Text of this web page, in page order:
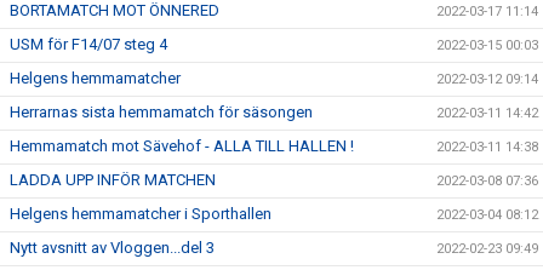
BORTAMATCH MOT ÖNNERED 2022-03-17 11:14
USM för F14/07 steg 4 2022-03-15 00:03
Helgens hemmamatcher 2022-03-12 09:14
Herrarnas sista hemmamatch för säsongen 2022-03-11 14:42
Hemmamatch mot Sävehof - ALLA TILL HALLEN ! 2022-03-11 14:38
LADDA UPP INFÖR MATCHEN 2022-03-08 07:36
Helgens hemmamatcher i Sporthallen 2022-03-04 08:12
Nytt avsnitt av Vloggen...del 3 2022-02-23 09:49